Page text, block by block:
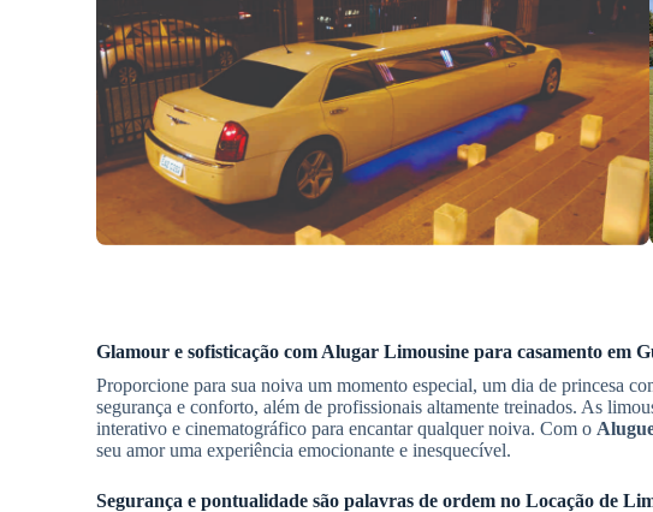
Glamour e sofisticação com Alugar Limousine para casamento em
Proporcione para sua noiva um momento especial, um dia de princesa
segurança e conforto, além de profissionais altamente treinados. As
interativo e cinematográfico para encantar qualquer noiva. Com o
seu amor uma experiência emocionante e inesquecível.
Segurança e pontualidade são palavras de ordem no Locação de